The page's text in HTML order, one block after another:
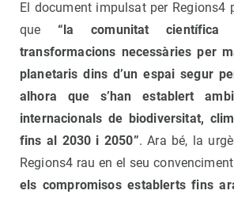
El document impulsat per Regions4
que“la comunitat
transformacions necessàries per
planetaris dins d’un espai segur
alhora que s’han establert
internacionals de biodiversitat,
fins al 2030 i 2050”. Ara bé, la
Regions4 rau en el seu
els compromisos establerts fins